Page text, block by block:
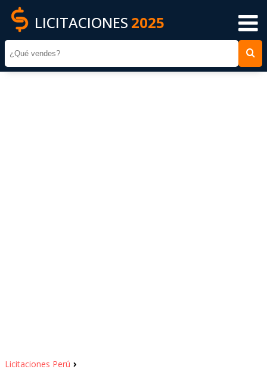
LICITACIONES 2025
Licitaciones Perú ›